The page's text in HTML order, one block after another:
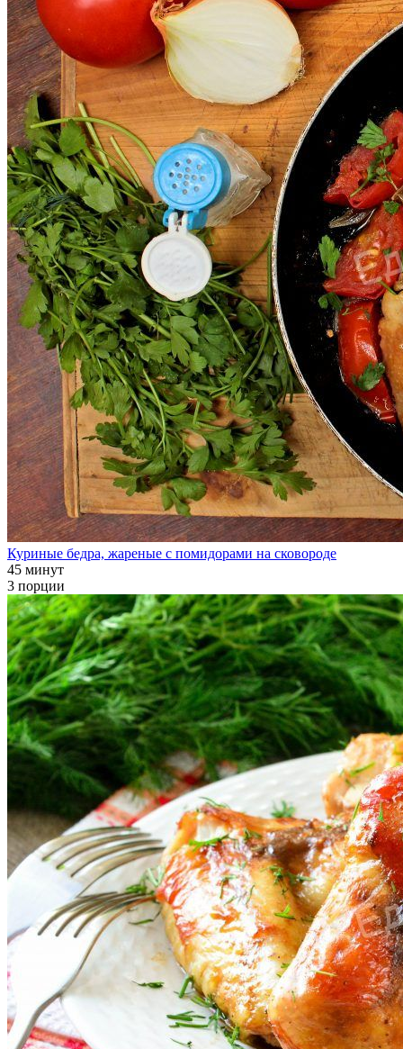
Куриные бедра, жареные с помидорами на сковороде
45 минут
3 порции